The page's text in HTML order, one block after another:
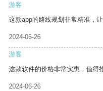
游客
这款app的路线规划非常精准，
2024-06-26
游客
这款软件的价格非常实惠，值得
2024-06-26